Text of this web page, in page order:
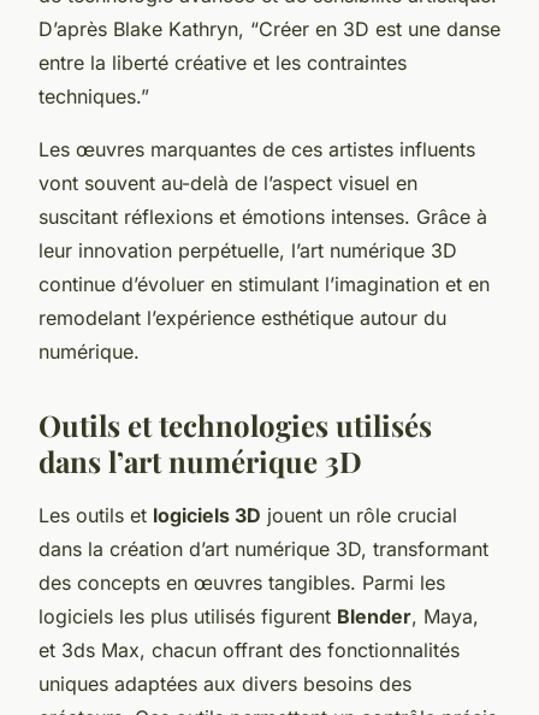
D’après Blake Kathryn, “Créer en 3D est une danse
entre la liberté créative et les contraintes
techniques.”
Les œuvres marquantes de ces artistes influents
vont souvent au-delà de l’aspect visuel en
suscitant réflexions et émotions intenses. Grâce à
leur innovation perpétuelle, l’art numérique 3D
continue d’évoluer en stimulant l’imagination et en
remodelant l’expérience esthétique autour du
numérique.
Outils et technologies utilisés
dans l’art numérique 3D
Les outils et logiciels 3D jouent un rôle crucial
dans la création d’art numérique 3D, transformant
des concepts en œuvres tangibles. Parmi les
logiciels les plus utilisés figurent Blender, Maya,
et 3ds Max, chacun offrant des fonctionnalités
uniques adaptées aux divers besoins des